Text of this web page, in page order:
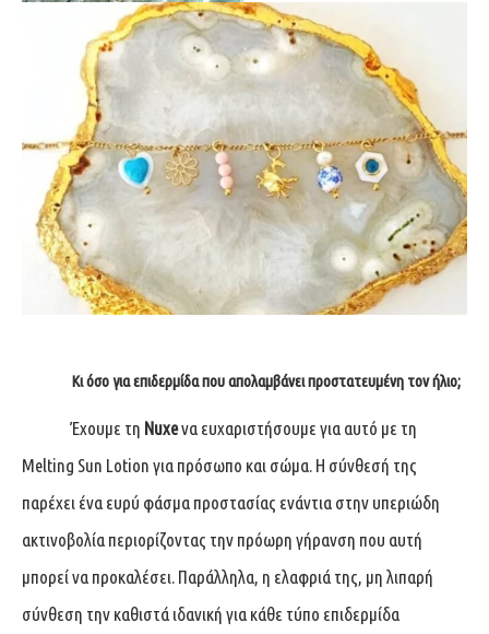
Κι όσο για επιδερμίδα που απολαμβάνει προστατευμένη τον ήλιο;
Έχουμε τη Nuxeνα ευχαριστήσουμε για αυτό με τη
Melting Sun Lotion για πρόσωπο και σώμα. Η σύνθεσή της
παρέχει ένα ευρύ φάσμα προστασίας ενάντια στην υπεριώδη
ακτινοβολία περιορίζοντας την πρόωρη γήρανση που αυτή
μπορεί να προκαλέσει. Παράλληλα, η ελαφριά της, μη λιπαρή
σύνθεση την καθιστά ιδανική για κάθε τύπο επιδερμίδα